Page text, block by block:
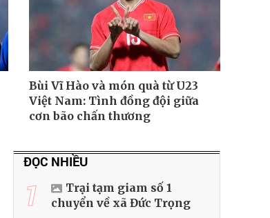
Bùi Vĩ Hào và món quà từ U23
Việt Nam: Tình đồng đội giữa
cơn bão chấn thương
ĐỌC NHIỀU
1
Trại tạm giam số 1
chuyển về xã Đức Trọng